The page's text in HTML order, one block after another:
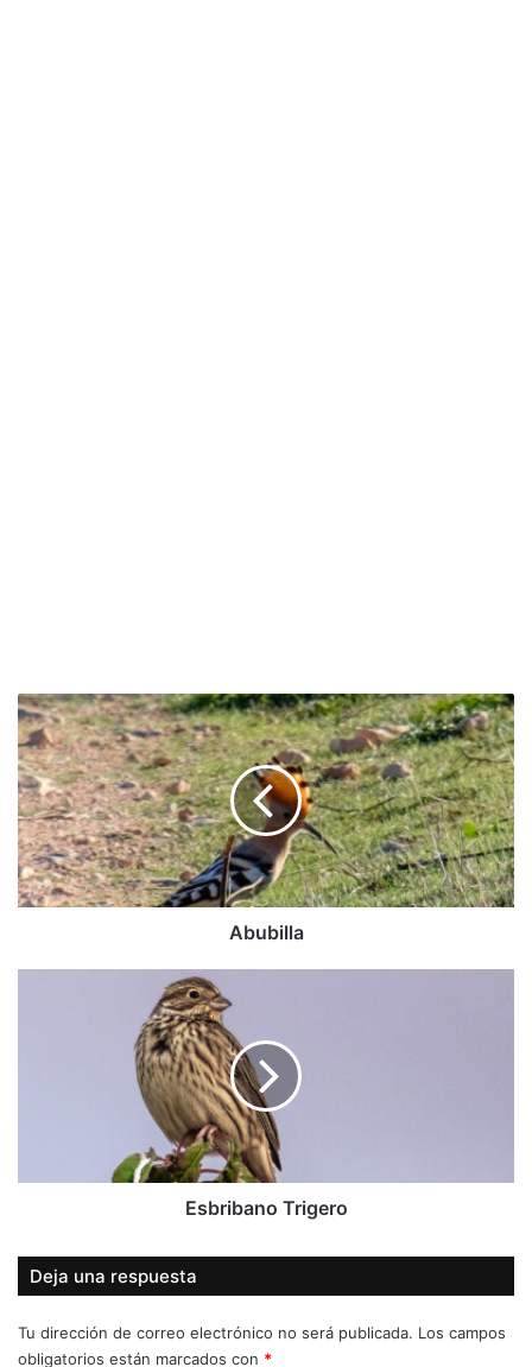
Abubilla
Abubilla
Esbribano Trigero
Deja una respuesta
Tu dirección de correo electrónico no será publicada. Los campos
obligatorios están marcados con *